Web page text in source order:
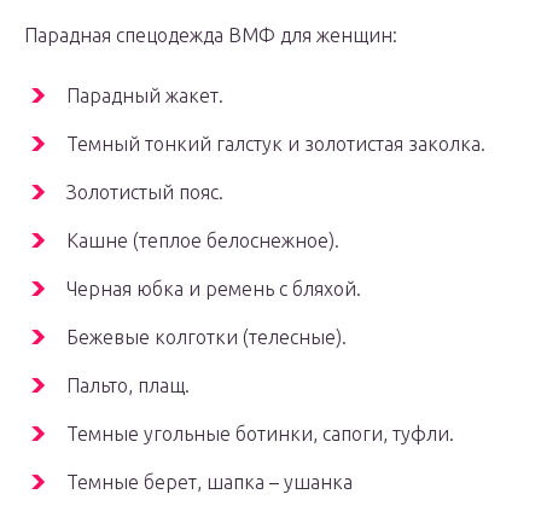
Парадная спецодежда ВМФ для женщин:
Парадный жакет.
Темный тонкий галстук и золотистая заколка.
Золотистый пояс.
Кашне (теплое белоснежное).
Черная юбка и ремень с бляхой.
Бежевые колготки (телесные).
Пальто, плащ.
Темные угольные ботинки, сапоги, туфли.
Темные берет, шапка – ушанка